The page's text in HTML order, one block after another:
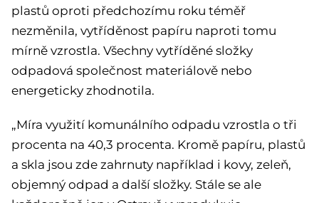
plastů oproti předchozímu roku téměř
nezměnila, vytříděnost papíru naproti tomu
mírně vzrostla. Všechny vytříděné složky
odpadová společnost materiálově nebo
energeticky zhodnotila.
„Míra využití komunálního odpadu vzrostla o tři
procenta na 40,3 procenta. Kromě papíru, plastů
a skla jsou zde zahrnuty například i kovy, zeleň,
objemný odpad a další složky. Stále se ale